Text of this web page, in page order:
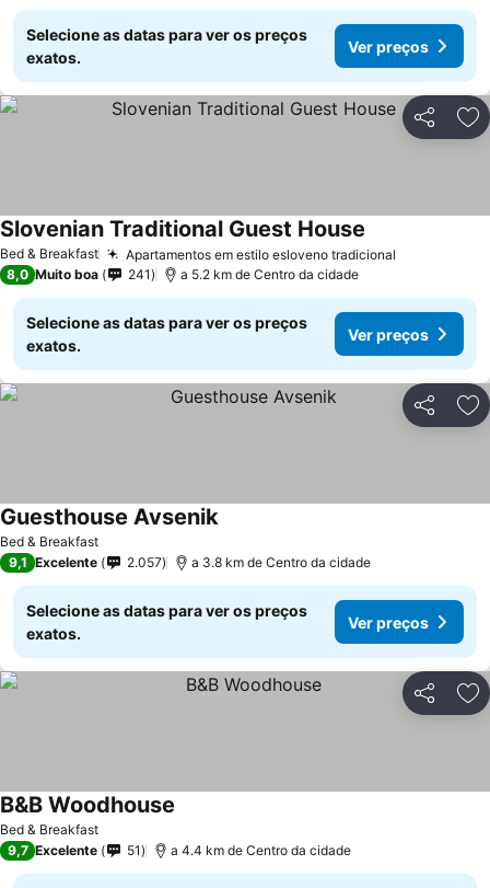
Selecione as datas para ver os preços
exatos.
Ver preços
Partilhar
Bed & Breakfast Apartamentos em estilo esloveno tradicional
Slovenian Traditional Guest House
8,0 Muito boa 241 a 5.2 km de Centro da cidade
Selecione as datas para ver os preços
exatos.
Ver preços
Partilhar
Bed & Breakfast
Guesthouse Avsenik
9,1 Excelente 2.057 a 3.8 km de Centro da cidade
Selecione as datas para ver os preços
exatos.
Ver preços
Partilhar
Bed & Breakfast
B&B Woodhouse
9,7 Excelente 51 a 4.4 km de Centro da cidade